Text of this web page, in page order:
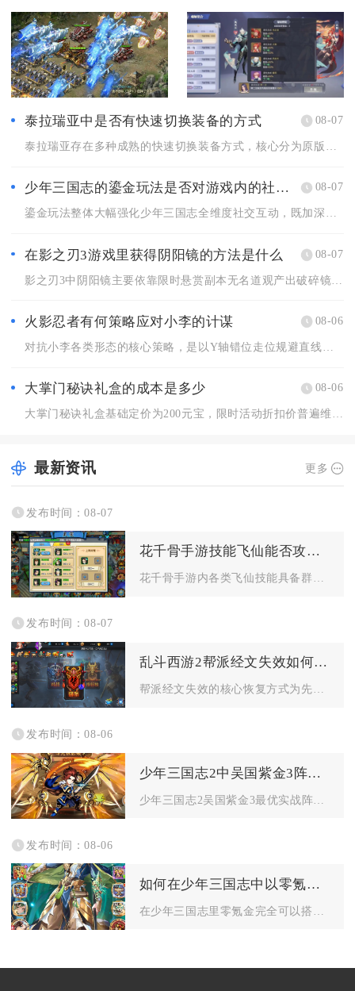
泰拉瑞亚中是否有快速切换装备的方式 08-07
少年三国志的鎏金玩法是否对游戏内的社交互动有影响 08-07
在影之刃3游戏里获得阴阳镜的方法是什么 08-07
火影忍者有何策略应对小李的计谋 08-06
大掌门秘诀礼盒的成本是多少 08-06
大掌门秘诀礼盒基础定价为200元宝，限时活动折扣价普遍维持6...
最新资讯 更多
发布时间：08-07
花千骨手游技能飞仙能否攻击多个敌人
花千骨手游内各类飞仙技能具备群体攻击能力，多数坐骑、灵宠解锁...
发布时间：08-07
乱斗西游2帮派经文失效如何恢复
帮派经文失效的核心恢复方式为先补足帮派经文阁维护所需的帮派经...
发布时间：08-06
少年三国志2中吴国紫金3阵容怎么打
发布时间：08-06
如何在少年三国志中以零氪金的方式组建强力的阵容